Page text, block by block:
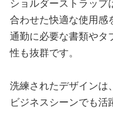
ショルダーストラッ
合わせた快適な使用感
通勤に必要な書類やタ
性も抜群です。
洗練されたデザインは
ビジネスシーンでも活